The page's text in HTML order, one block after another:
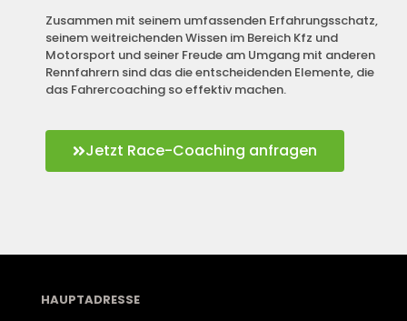
Zusammen mit seinem umfassenden Erfahrungsschatz,
seinem weitreichenden Wissen im Bereich Kfz und
Motorsport und seiner Freude am Umgang mit anderen
Rennfahrern sind das die entscheidenden Elemente, die
das Fahrercoaching so effektiv machen.
Jetzt Race-Coaching anfragen
HAUPTADRESSE